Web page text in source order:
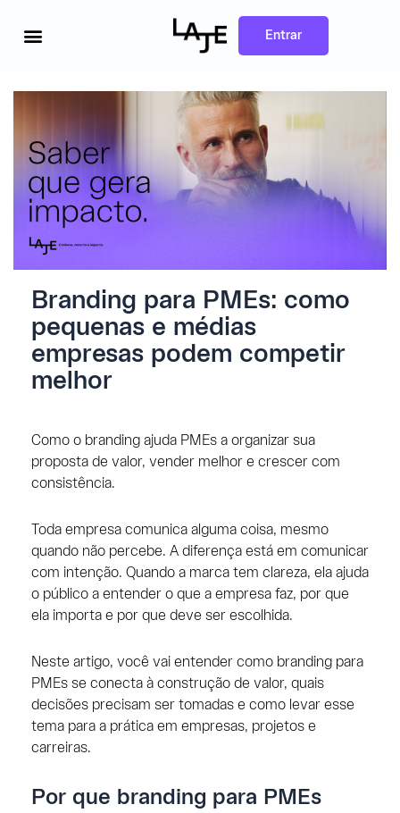
Entrar
Branding para PMEs: como
pequenas e médias
empresas podem competir
melhor
Como o branding ajuda PMEs a organizar sua
proposta de valor, vender melhor e crescer com
consistência.
Toda empresa comunica alguma coisa, mesmo
quando não percebe. A diferença está em comunicar
com intenção. Quando a marca tem clareza, ela ajuda
o público a entender o que a empresa faz, por que
ela importa e por que deve ser escolhida.
Neste artigo, você vai entender como branding para
PMEs se conecta à construção de valor, quais
decisões precisam ser tomadas e como levar esse
tema para a prática em empresas, projetos e
carreiras.
Por que branding para PMEs